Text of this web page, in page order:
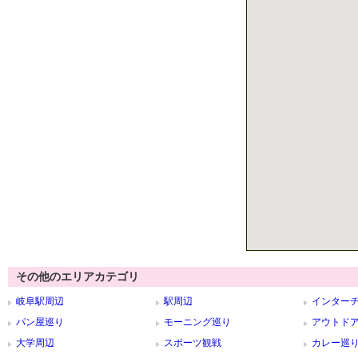
その他のエリアカテゴリ
岐阜駅周辺 駅周辺
インター
パン屋巡り
モーニング巡り
アウトド
大学周辺
スポーツ観戦 カレー巡